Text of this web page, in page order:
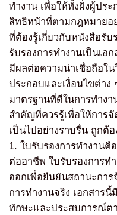
ทำงาน เพื่อให้ทั้งฝั่งผู้ปร
สิทธิหน้าที่ตามกฎหมายอ
ที่ต้องรู้เกี่ยวกับหนังสือรับ
รับรองการทำงานเป็นเ
มีผลต่อความน่าเชื่อถือใ
ประกอบและเงื่อนไขต่า
มาตรฐานที่ดีในการทำง
สำคัญที่ควรรู้เพื่อให้การจั
เป็นไปอย่างราบรื่น ถูกต้
1. ใบรับรองการทำงาน
ต่ออาชีพ ใบรับรองการท
ออกเพื่อยืนยันสถานะการ
การทำงานจริง เอกสาร
ทักษะและประสบการณ์ต